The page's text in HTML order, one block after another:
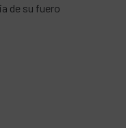
de su fuero